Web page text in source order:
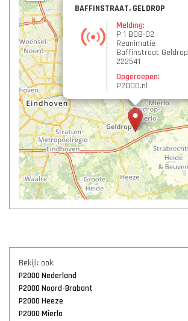
BAFFINSTRAAT, GELDROP
Melding:
P 1 BOB-02
Reanimatie
Baffinstraat Geldrop
222541
Opgeroepen:
P2000.nl
Bekijk ook:
P2000 Nederland
P2000 Noord-Brabant
P2000 Heeze
P2000 Mierlo